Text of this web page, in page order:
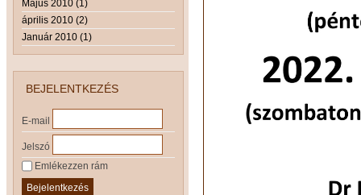
Május 2010 (1)
április 2010 (2)
Január 2010 (1)
BEJELENTKEZÉS
E-mail
Jelszó
Emlékezzen rám
Bejelentkezés